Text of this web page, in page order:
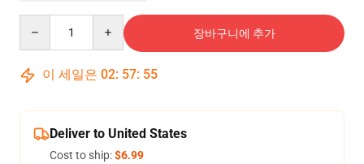
장바구니에 추가
이 세일은 02: 57: 54
Deliver to United States
Cost to ship:$6.99